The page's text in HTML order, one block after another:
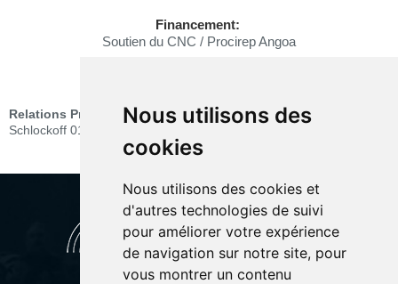
Nous utilisons des
cookies
Nous utilisons des cookies et
d'autres technologies de suivi
pour améliorer votre expérience
de navigation sur notre site, pour
vous montrer un contenu
Financement:
Soutien du CNC / Procirep Angoa
Relations Presse :
RSCOM Jessica Bergstein-Collay et Robert
Schlockoff 01 47 38 14 02 - rscom@noos.fr